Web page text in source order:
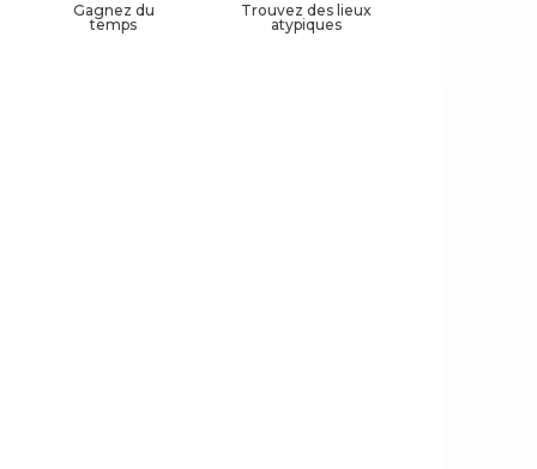
Gagnez du
temps
Trouvez des lieux
atypiques